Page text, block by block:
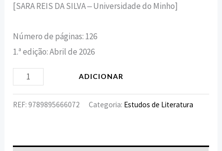
[SARA REIS DA SILVA ‒ Universidade do Minho]
Número de páginas: 126
1.ª edição: Abril de 2026
ADICIONAR
REF:9789895666072 Categoria: Estudos de Literatura